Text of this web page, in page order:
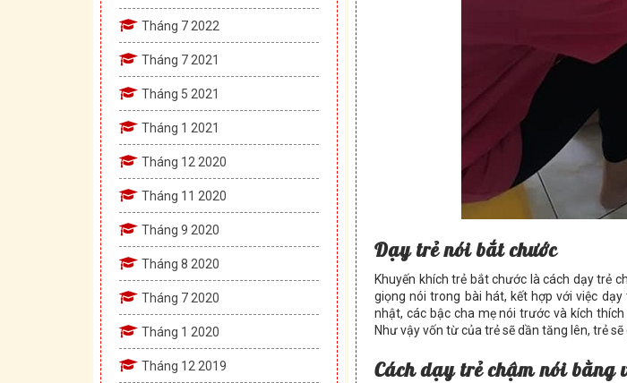
Tháng 7 2022
Tháng 7 2021
Tháng 5 2021
Tháng 1 2021
Tháng 12 2020
Tháng 11 2020
Tháng 9 2020
Tháng 8 2020
Tháng 7 2020
Tháng 1 2020
Tháng 12 2019
Dạy trẻ nói bắt chước
Khuyến khích trẻ bắt chước là cách dạy trẻ
giọng nói trong bài hát, kết hợp với việc
nhật, các bậc cha mẹ nói trước và kích
Như vậy vốn từ của trẻ sẽ dần tăng lên, trẻ
Cách dạy trẻ chậm nói bằng